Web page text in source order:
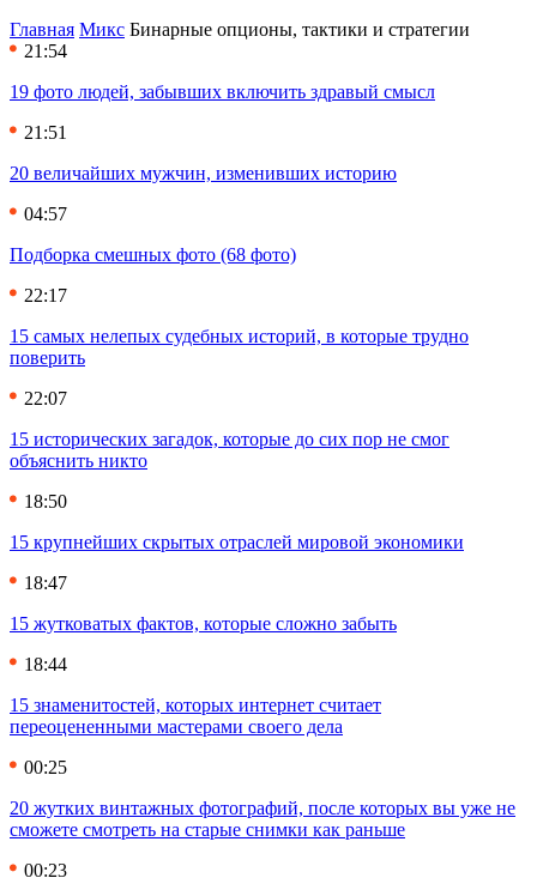
Главная Микс Бинарные опционы, тактики и стратегии
21:54
19 фото людей, забывших включить здравый смысл
21:51
20 величайших мужчин, изменивших историю
04:57
Подборка смешных фото (68 фото)
22:17
15 самых нелепых судебных историй, в которые трудно
поверить
22:07
15 исторических загадок, которые до сих пор не смог
объяснить никто
18:50
15 крупнейших скрытых отраслей мировой экономики
18:47
15 жутковатых фактов, которые сложно забыть
18:44
15 знаменитостей, которых интернет считает
переоцененными мастерами своего дела
00:25
20 жутких винтажных фотографий, после которых вы уже не
сможете смотреть на старые снимки как раньше
00:23